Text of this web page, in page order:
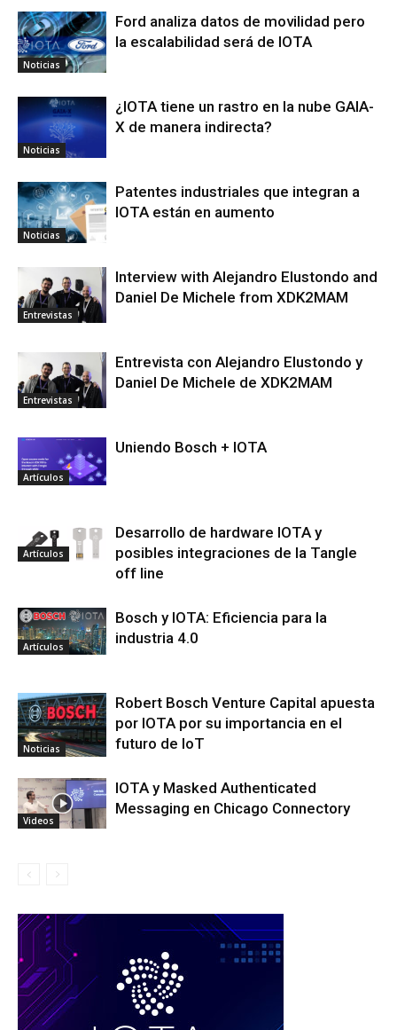
Noticias
Ford analiza datos de movilidad pero
la escalabilidad será de IOTA
Noticias
¿IOTA tiene un rastro en la nube GAIA-
X de manera indirecta?
Noticias
Patentes industriales que integran a
IOTA están en aumento
Entrevistas
Interview with Alejandro Elustondo and
Daniel De Michele from XDK2MAM
Entrevistas
Entrevista con Alejandro Elustondo y
Daniel De Michele de XDK2MAM
Artículos
Uniendo Bosch + IOTA
Artículos
Desarrollo de hardware IOTA y
posibles integraciones de la Tangle
off line
Artículos
Bosch y IOTA: Eficiencia para la
industria 4.0
Noticias
Robert Bosch Venture Capital apuesta
por IOTA por su importancia en el
futuro de IoT
Videos
IOTA y Masked Authenticated
Messaging en Chicago Connectory